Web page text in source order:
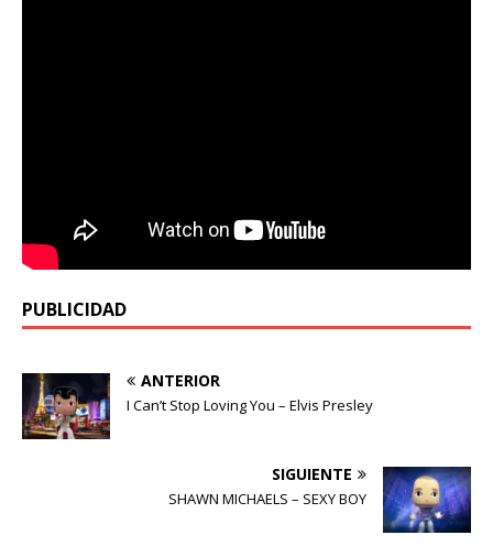
PUBLICIDAD
ANTERIOR
I Can’t Stop Loving You – Elvis Presley
SIGUIENTE
SHAWN MICHAELS – SEXY BOY